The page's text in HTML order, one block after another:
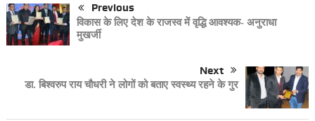
Previous
विकास के लिए देश के राजस्व में वृद्धि आवश्यक- अनुराधा
मुखर्जी
Next
डा. बिश्वरुप राय चौधरी ने लोगों को बताए स्वस्थ्य रहने के गुर